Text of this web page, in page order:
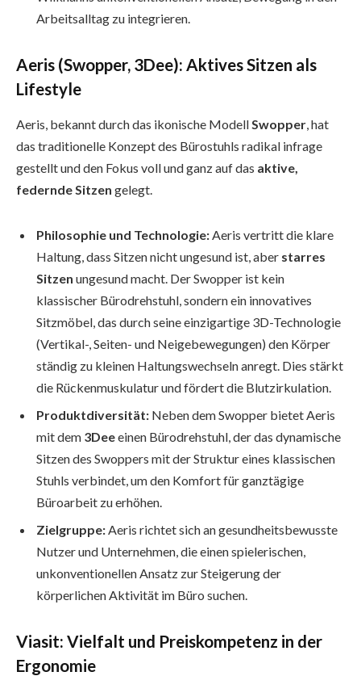
Arbeitsalltag zu integrieren.
Aeris (Swopper, 3Dee): Aktives Sitzen als
Lifestyle
Aeris, bekannt durch das ikonische ModellSwopper, hat
das traditionelle Konzept des Bürostuhls radikal infrage
gestellt und den Fokus voll und ganz auf das aktive,
federnde Sitzen gelegt.
Philosophie und Technologie:Aeris vertritt die klare
Haltung, dass Sitzen nicht ungesund ist, aber starres
Sitzen ungesund macht. Der Swopper ist kein
klassischer Bürodrehstuhl, sondern ein innovatives
Sitzmöbel, das durch seine einzigartige 3D-Technologie
(Vertikal-, Seiten- und Neigebewegungen) den Körper
ständig zu kleinen Haltungswechseln anregt. Dies stärkt
die Rückenmuskulatur und fördert die Blutzirkulation.
Produktdiversität: Neben dem Swopper bietet Aeris
mit dem 3Deeeinen Bürodrehstuhl, der das dynamische
Sitzen des Swoppers mit der Struktur eines klassischen
Stuhls verbindet, um den Komfort für ganztägige
Büroarbeit zu erhöhen.
Zielgruppe:Aeris richtet sich an gesundheitsbewusste
Nutzer und Unternehmen, die einen spielerischen,
unkonventionellen Ansatz zur Steigerung der
körperlichen Aktivität im Büro suchen.
Viasit: Vielfalt und Preiskompetenz in der
Ergonomie